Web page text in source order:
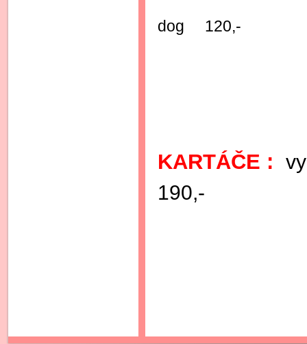
dog 120,-
KARTÁČE :
190,-